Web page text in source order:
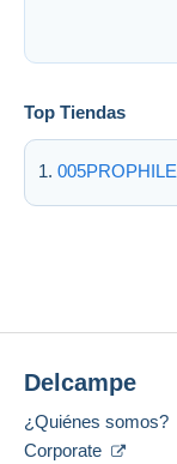
Top Tiendas
005PROPHILE
Delcampe
¿Quiénes somos?
Corporate